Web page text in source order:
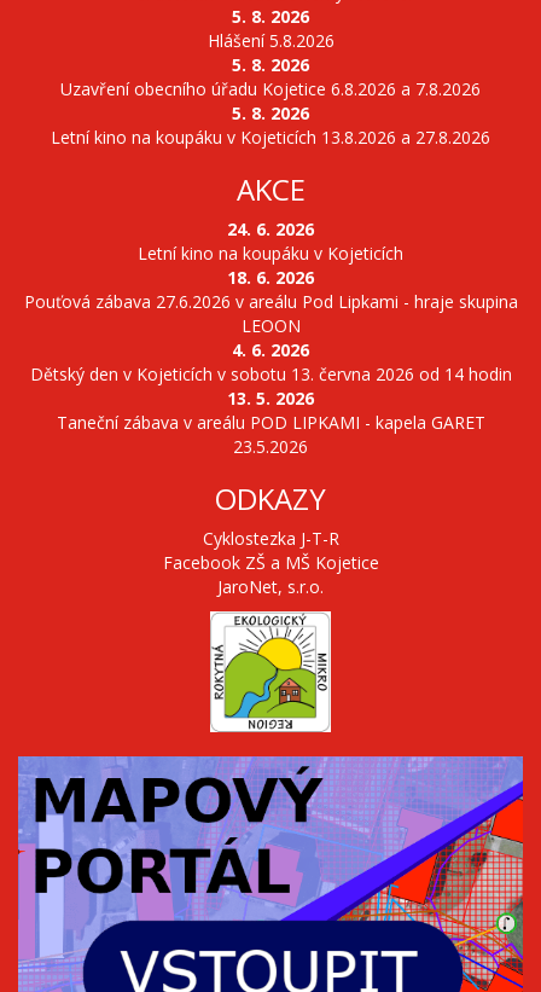
5. 8. 2026
Hlášení 5.8.2026
5. 8. 2026
Uzavření obecního úřadu Kojetice 6.8.2026 a 7.8.2026
5. 8. 2026
Letní kino na koupáku v Kojeticích 13.8.2026 a 27.8.2026
AKCE
24. 6. 2026
Letní kino na koupáku v Kojeticích
18. 6. 2026
Pouťová zábava 27.6.2026 v areálu Pod Lipkami - hraje skupina
LEOON
4. 6. 2026
Dětský den v Kojeticích v sobotu 13. června 2026 od 14 hodin
13. 5. 2026
Taneční zábava v areálu POD LIPKAMI - kapela GARET
23.5.2026
ODKAZY
Cyklostezka J-T-R
Facebook ZŠ a MŠ Kojetice
JaroNet, s.r.o.